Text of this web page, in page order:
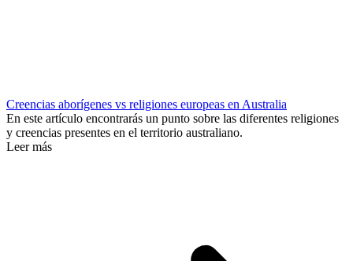
Creencias aborígenes vs religiones europeas en Australia
En este artículo encontrarás un punto sobre las diferentes religiones
y creencias presentes en el territorio australiano.
Leer más